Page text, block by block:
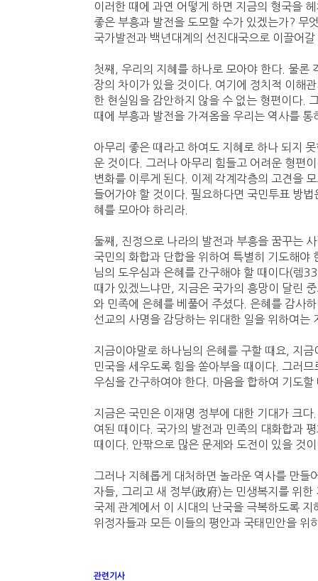
이러한 때에 과연 어떻게 하면 지금의 형국을
좋은 부흥과 발전을 도모할 수가 있겠는가? 무
국가발전과 백년대계의 선진대국으로 이끌어
첫째, 우리의 지혜를 하나로 모아야 한다. 물론
장의 차이가 있을 것이다. 여기에 정치적 이해
한 현실임을 감안하지 않을 수 없는 형편이다.
때에 부흥과 발전을 가져옴을 우리는 역사를
아무리 좋은 때라고 하여도 지혜로 하나 되지
운 것이다. 그러나 아무리 힘들고 어려운 형편
변화를 이루게 된다. 이제 각계각층의 고견을
들어가야 할 것이다. 필요하다면 국민투표 방
혜를 모아야 하리라.
둘째, 진정으로 나라의 발전과 부흥을 꿈꾸는
국민의 화합과 단합을 위하여 특별히 기도해야
님의 도우심과 은혜를 간구해야 할 때이다(렘
때가 있겠느냐만, 지금은 국가의 흥망이 달린
와 민족에 은혜를 베풀어 주셨다. 은혜를 감사
선교의 사명을 감당하는 위대한 일을 위하여
지금이야말로 하나님의 은혜를 구할 때요, 지
민국을 세우도록 힘을 쏟아부을 때이다. 그러
우심을 간구하여야 한다. 마음을 합하여 기도
지금은 국민은 이재명 정부에 대한 기대가 크
여된 때이다. 국가의 발전과 민족의 대화합과
때이다. 안팎으로 많은 문제와 도전이 있을 것
그러나 지혜롭게 대처하면 놀라운 역사를 만
자들, 그리고 새 정부(政府)는 민생복지를 위
국제 관계에서 이 시대의 난국을 극복하도록
위정자들과 모든 이들의 평안과 국태민안을 위
관련기사